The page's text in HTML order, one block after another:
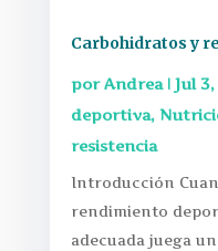
Carbohidratos y
porAndrea| Jul
deportiva,
resistencia
Introducción
rendimiento
adecuada juega